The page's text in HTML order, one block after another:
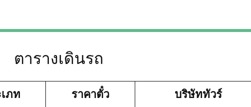
ตารางเดินรถ
ภท ราคาตั๋ว บริษัททัวร์